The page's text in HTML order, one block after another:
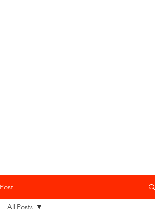
Post
All Posts